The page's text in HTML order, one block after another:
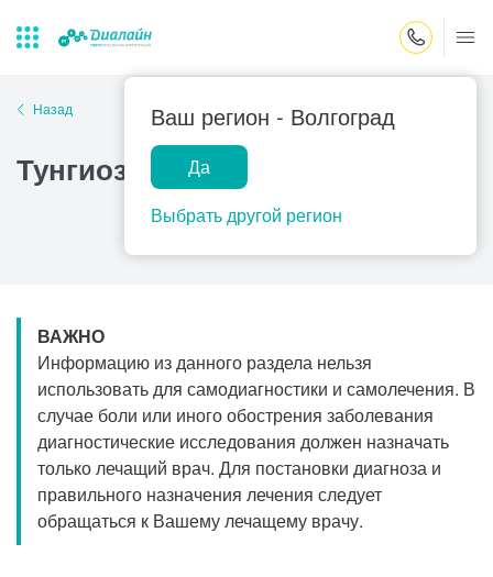
Ваш регион - Волгоград
Да
Выбрать другой регион
Лаборатории
Центр помощи
на дому
Закрыть поиск
Популярные запросы
Прием гинеколога
Прием гастроэнтеролога
Прием офтальмолога
Прием уролога
Прием хирурга
Прием кардиолога
Назад
Тунгиоз
ВАЖНО
Информацию из данного раздела нельзя
использовать для самодиагностики и самолечения. В
случае боли или иного обострения заболевания
диагностические исследования должен назначать
только лечащий врач. Для постановки диагноза и
правильного назначения лечения следует
обращаться к Вашему лечащему врачу.